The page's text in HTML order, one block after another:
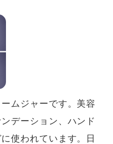
ムジャーです。美容
デーション、ハンド
使われています。日